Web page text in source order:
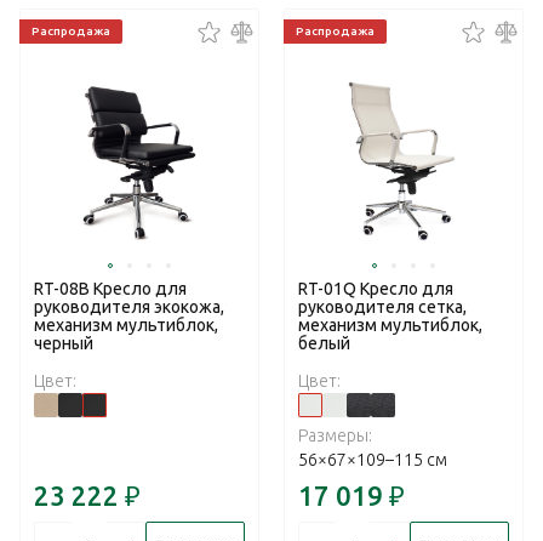
Распродажа
RT-08B Кресло для
руководителя экокожа,
механизм мультиблок,
черный
Цвет:
23 222 ₽
Распродажа
RT-01Q Кресло для
руководителя сетка,
механизм мультиблок,
белый
Цвет:
Размеры:
56×67×109–115 см
17 019 ₽